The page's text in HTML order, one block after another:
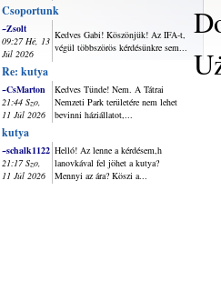
Csoportunk
~Zsolt
09:27 Hé, 13
Júl 2026
Kedves Gabi! Köszönjük! Az IFA-t,
végül többszörös kérdésünkre sem...
Re: kutya
~CsMarton
21:44 Szo,
11 Júl 2026
Kedves Tünde! Nem. A Tátrai
Nemzeti Park területére nem lehet
bevinni háziállatot,...
kutya
~schalk1122
21:17 Szo,
11 Júl 2026
Helló! Az lenne a kérdésem,h
lanovkával fel jöhet a kutya?
Mennyi az ára? Köszi a...